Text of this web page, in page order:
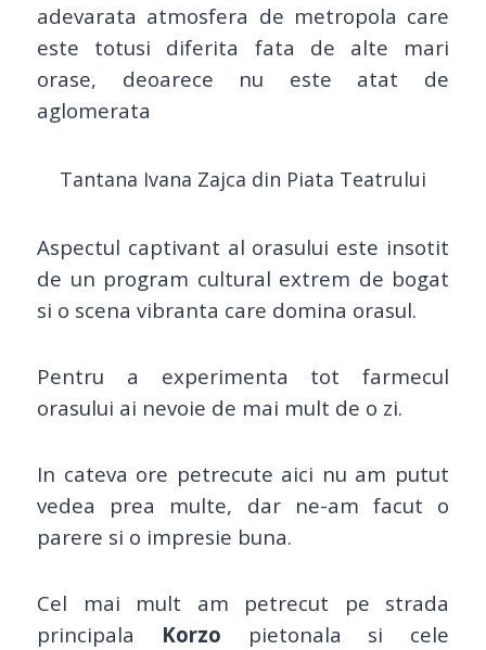
adevarata atmosfera de metropola care
este totusi diferita fata de alte mari
orase, deoarece nu este atat de
aglomerata
Tantana Ivana Zajca din Piata Teatrului
Aspectul captivant al orasului este insotit
de un program cultural extrem de bogat
si o scena vibranta care domina orasul.
Pentru a experimenta tot farmecul
orasului ai nevoie de mai mult de o zi.
In cateva ore petrecute aici nu am putut
vedea prea multe, dar ne-am facut o
parere si o impresie buna.
Cel mai mult am petrecut pe strada
principala Korzo pietonala si cele